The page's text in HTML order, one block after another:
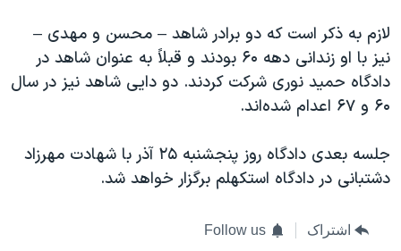
لازم به ذکر است که دو برادر شاهد – محسن و مهدی –
نیز با او زندانی دهه ۶۰ بودند و قبلاً به عنوان شاهد در
دادگاه حمید نوری شرکت کردند. دو دایی شاهد نیز در سال
۶۰ و ۶۷ اعدام شده‌اند.
جلسه بعدی دادگاه روز پنجشنبه ۲۵ آذر با شهادت مهرزاد
دشتبانی در دادگاه استکهلم برگزار خواهد شد.
اشتراک Follow us